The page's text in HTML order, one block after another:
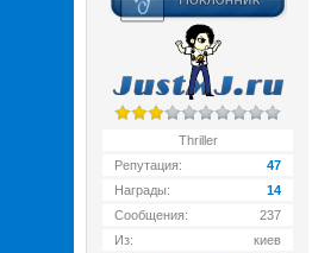
Thriller
Репутация:
47
Награды:
14
Сообщения:
237
Из:
киев